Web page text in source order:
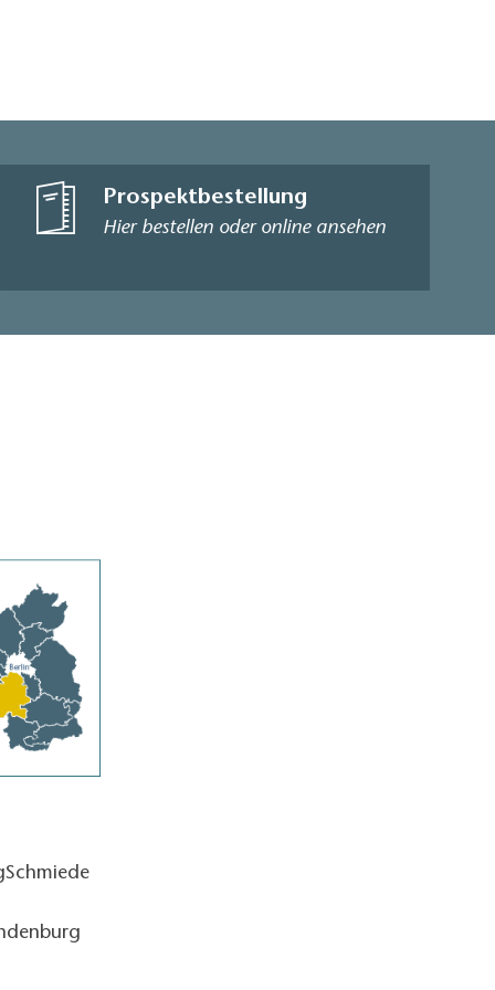
Prospektbestellung
Hier bestellen oder online ansehen